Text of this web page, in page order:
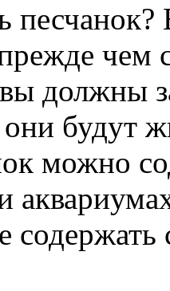
чем
должны
будут
можно